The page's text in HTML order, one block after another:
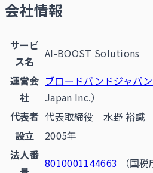
会社情報
サービ
ス名
AI-BOOST Solutions
運営会
社
ブロードバンドジャパ
Japan Inc.）
代表者 代表取締役 水野 裕識
設立
2005年
法人番
8010001144663
（国